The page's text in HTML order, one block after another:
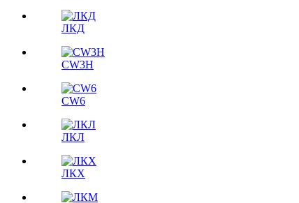
ЛКД
CW3H
CW6
ЛКЛ
ЛКX